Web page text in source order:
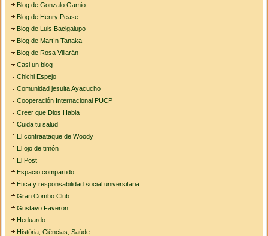
Blog de Gonzalo Gamio
Blog de Henry Pease
Blog de Luis Bacigalupo
Blog de Martín Tanaka
Blog de Rosa Villarán
Casi un blog
Chichi Espejo
Comunidad jesuita Ayacucho
Cooperación Internacional PUCP
Creer que Dios Habla
Cuida tu salud
El contraataque de Woody
El ojo de timón
El Post
Espacio compartido
Ética y responsabilidad social universitaria
Gran Combo Club
Gustavo Faveron
Heduardo
História, Ciências, Saúde